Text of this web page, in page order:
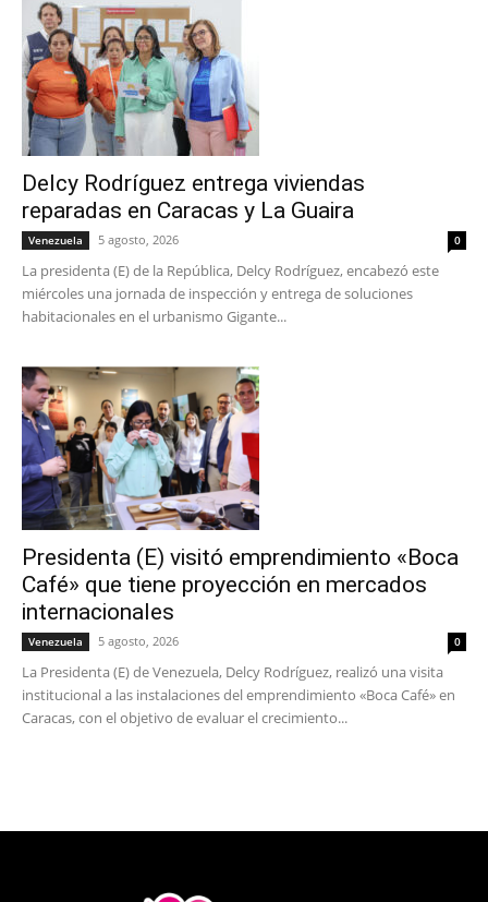
Delcy Rodríguez entrega viviendas
reparadas en Caracas y La Guaira
Venezuela 5 agosto, 2026 0
La presidenta (E) de la República, Delcy Rodríguez, encabezó este
miércoles una jornada de inspección y entrega de soluciones
habitacionales en el urbanismo Gigante...
Presidenta (E) visitó emprendimiento «Boca
Café» que tiene proyección en mercados
internacionales
Venezuela 5 agosto, 2026 0
La Presidenta (E) de Venezuela, Delcy Rodríguez, realizó una visita
institucional a las instalaciones del emprendimiento «Boca Café» en
Caracas, con el objetivo de evaluar el crecimiento...